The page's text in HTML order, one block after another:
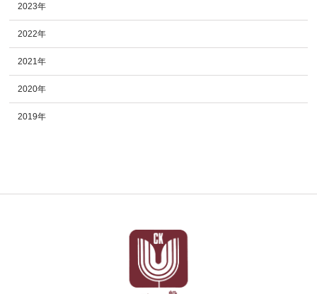
2023年
2022年
2021年
2020年
2019年